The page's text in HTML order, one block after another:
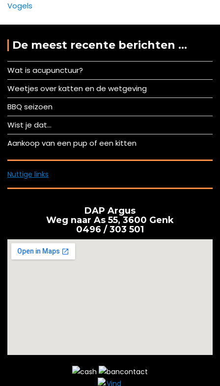
Vogels
De meest recente berichten …
Wat is acupunctuur?
Weetjes over katten en de wetgeving
BBQ seizoen
Wist je dat…
Aankoop van een pup of een kitten
Nuttige links
DAP Argus
Weg naar As 55, 3600 Genk
0496 / 303 501